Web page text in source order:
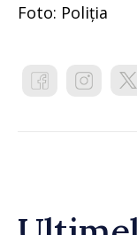
Foto: Poliția